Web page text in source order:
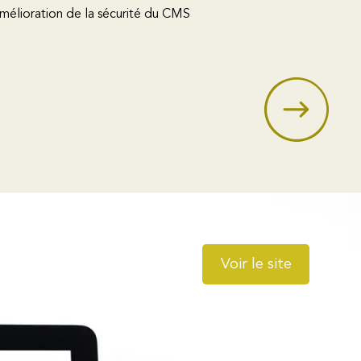
de la sécurité du CMS
Voir le site